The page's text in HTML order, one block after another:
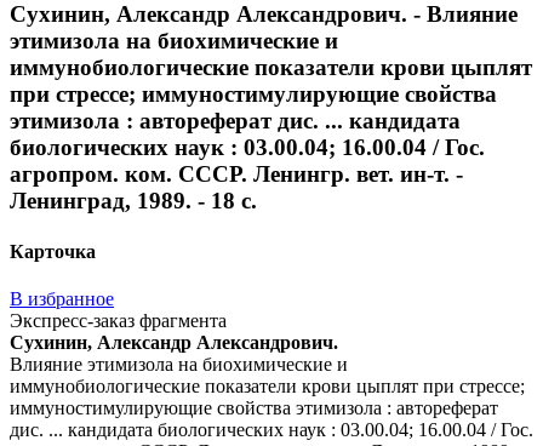
Сухинин, Александр Александрович. - Влияние
этимизола на биохимические и
иммунобиологические показатели крови цыплят
при стрессе; иммуностимулирующие свойства
этимизола : автореферат дис. ... кандидата
биологических наук : 03.00.04; 16.00.04 / Гос.
агропром. ком. СССР. Ленингр. вет. ин-т. -
Ленинград, 1989. - 18 с.
Карточка
В избранное
Экспресс-заказ фрагмента
Сухинин, Александр Александрович.
Влияние этимизола на биохимические и
иммунобиологические показатели крови цыплят при стрессе;
иммуностимулирующие свойства этимизола : автореферат
дис. ... кандидата биологических наук : 03.00.04; 16.00.04 / Гос.